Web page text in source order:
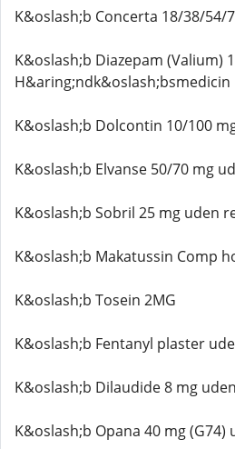
K&oslash;b Concerta 18/38/54/
K&oslash;b Diazepam (Valium)
H&aring;ndk&oslash;bsmedicin
K&oslash;b Dolcontin 10/100
K&oslash;b Elvanse 50/70 mg
K&oslash;b Sobril 25 mg uden
K&oslash;b Makatussin Comp
K&oslash;b Tosein 2MG
K&oslash;b Fentanyl plaster
K&oslash;b Dilaudide 8 mg
K&oslash;b Opana 40 mg (G74)